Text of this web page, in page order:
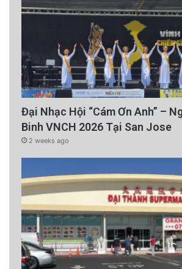
Đại Nhạc Hội “Cám Ơn Anh” –
Binh VNCH 2026 Tại San Jose
2 weeks ago